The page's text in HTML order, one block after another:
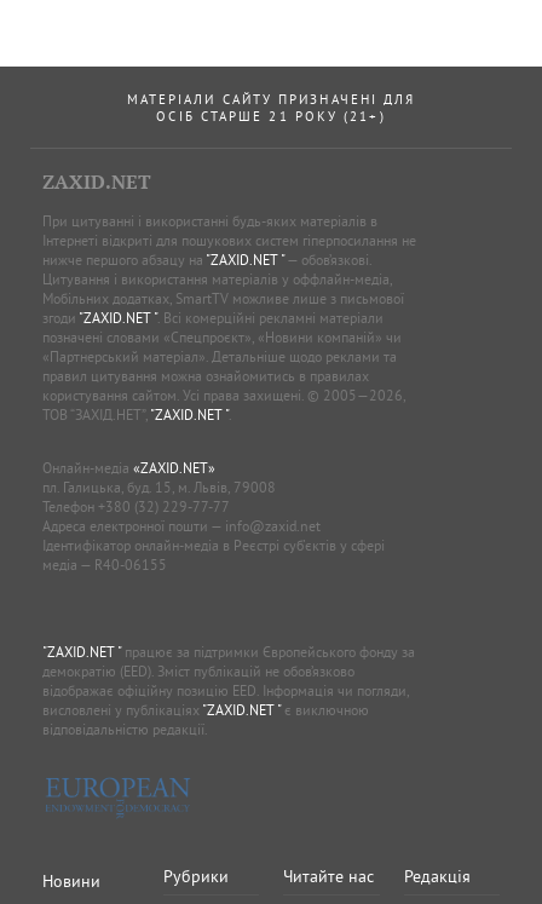
МАТЕРІАЛИ САЙТУ ПРИЗНАЧЕНІ ДЛЯ
ОСІБ СТАРШЕ 21 РОКУ (21+)
ZAXID.NET
При цитуванні і використанні будь-яких матеріалів в
Інтернеті відкриті для пошукових систем гіперпосилання не
нижче першого абзацу на "ZAXID.NET "— обов’язкові.
Цитування і використання матеріалів у оффлайн-медіа,
Мобільних додатках, SmartTV можливе лише з письмової
згоди "ZAXID.NET ". Всі комерційні рекламні матеріали
позначені словами «Спецпроєкт», «Новини компаній» чи
«Партнерський матеріал». Детальніше щодо реклами та
правил цитування можна ознайомитись в правилах
користування сайтом. Усі права захищені. © 2005—2026,
ТОВ “ЗАХІД.НЕТ”, "ZAXID.NET ".
Онлайн-медіа «ZAXID.NET»
пл. Галицька, буд. 15, м. Львів, 79008
Телефон +380 (32) 229-77-77
Адреса електронної пошти — info@zaxid.net
Ідентифікатор онлайн-медіа в Реєстрі суб'єктів у сфері
медіа — R40-06155
"ZAXID.NET "працює за підтримки Європейського фонду за
демократію (EED). Зміст публікацій не обов’язково
відображає офіційну позицію EED. Інформація чи погляди,
висловлені у публікаціях "ZAXID.NET "є виключною
відповідальністю редакції.
Новини Рубрики Читайте нас Редакція